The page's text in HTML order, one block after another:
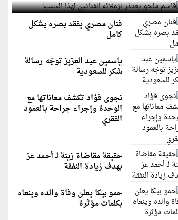
فنان مصري يفقد بصره بشكل
كامل
ياسمين عبد العزيز توجّه رسالة
شكر للسعودية
نجوى فؤاد تكشف معاناتها مع
الوحدة وإجراء جراحة بالعمود
الفقري
حقيقة مقاضاة زينة لـ أحمد عز
بهدف زيادة النفقة
حمو بيكا يعلن وفاة والده وينعاه
بكلمات مؤثرة